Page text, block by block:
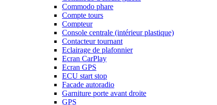
Commodo phare
Compte tours
Compteur
Console centrale (intérieur plastique)
Contacteur tournant
Eclairage de plafonnier
Ecran CarPlay
Ecran GPS
ECU start stop
Facade autoradio
Garniture porte avant droite
GPS